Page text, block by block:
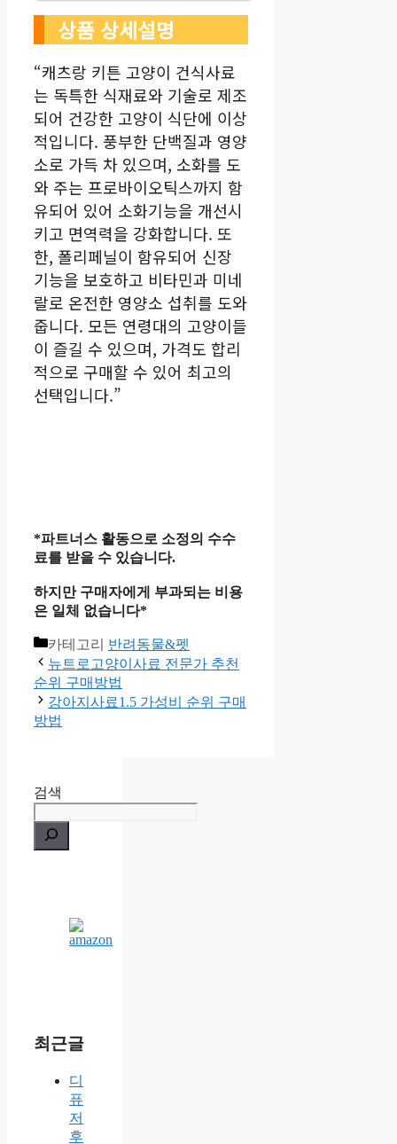
상품 상세설명
“캐츠랑 키튼 고양이 건식사료
는 독특한 식재료와 기술로 제조
되어 건강한 고양이 식단에 이상
적입니다. 풍부한 단백질과 영양
소로 가득 차 있으며, 소화를 도
와 주는 프로바이오틱스까지 함
유되어 있어 소화기능을 개선시
키고 면역력을 강화합니다. 또
한, 폴리페닐이 함유되어 신장
기능을 보호하고 비타민과 미네
랄로 온전한 영양소 섭취를 도와
줍니다. 모든 연령대의 고양이들
이 즐길 수 있으며, 가격도 합리
적으로 구매할 수 있어 최고의
선택입니다.”
*파트너스 활동으로 소정의 수수
료를 받을 수 있습니다.
하지만 구매자에게 부과되는 비용
은 일체 없습니다*
카테고리 반려동물&펫
뉴트로고양이사료 전문가 추천
순위 구매방법
강아지사료1.5 가성비 순위 구매
방법
검색
최근글
디
퓨
저
후